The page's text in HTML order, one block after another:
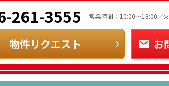
261-3555 営業時間：10:00～18:00／
物件リクエスト お